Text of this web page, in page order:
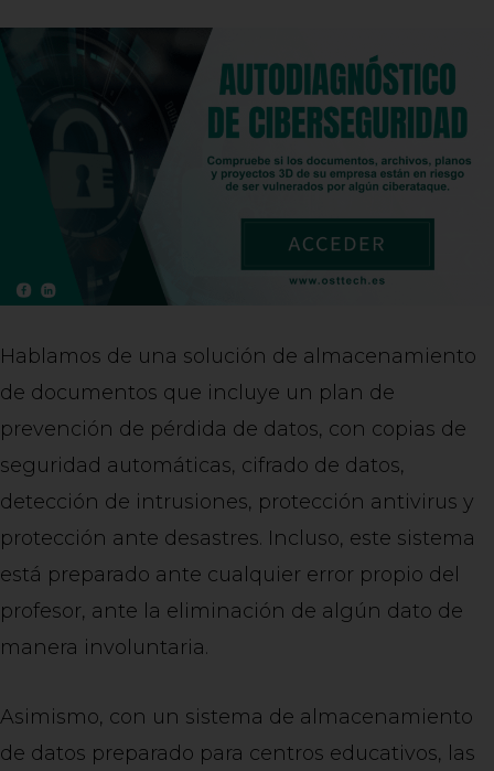
Hablamos de una solución de almacenamiento
de documentos que incluye un plan de
prevención de pérdida de datos, con copias de
seguridad automáticas, cifrado de datos,
detección de intrusiones, protección antivirus y
protección ante desastres. Incluso, este sistema
está preparado ante cualquier error propio del
profesor, ante la eliminación de algún dato de
manera involuntaria.
Asimismo, con un sistema de almacenamiento
de datos preparado para centros educativos, las